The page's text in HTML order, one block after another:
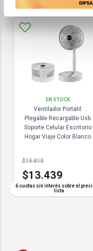
EN STOCK
Ventilador Portatil
Plegable Recargable Usb
Soporte Celular Escritorio
Hogar Viaje Color Blanco
6 cuotas sin interés sobre el
lista
$15.810
$13.439